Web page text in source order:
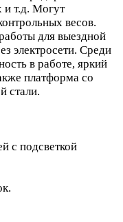
и т.д. Могут
весов.
для выездной
электросети. Среди
в работе, яркий
платформа со
стали.
с подсветкой